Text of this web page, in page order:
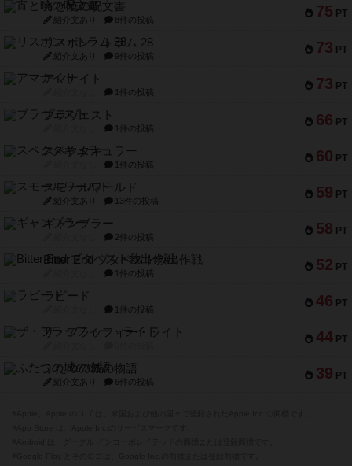
75 PT
宵と暁の呪文書
紹介文あり 8件の投稿
73 PT
リスボン・トラム 28
紹介文あり 9件の投稿
73 PT
アマナイト
1件の投稿
66 PT
ブラヴェスト
1件の投稿
60 PT
スペクタキュラー
1件の投稿
59 PT
スモールワールド
紹介文あり 13件の投稿
58 PT
ギャンブラー
2件の投稿
52 PT
Bitter End ブタペスト救出作戦
1件の投稿
46 PT
ラピード
1件の投稿
44 PT
ザ・フラッフィー・ライト
39 PT
ふたつの城の物語
紹介文あり 6件の投稿